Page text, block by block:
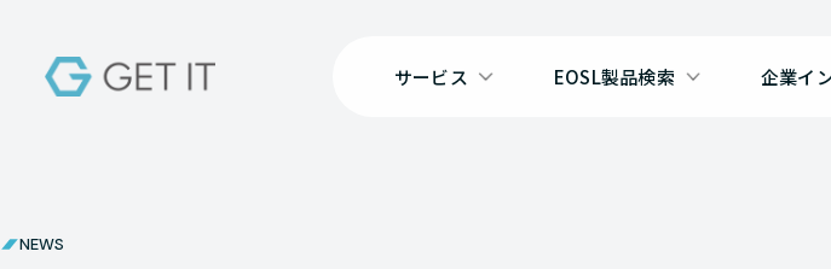
サービス EOSL製品検索 企業イ
NEWS